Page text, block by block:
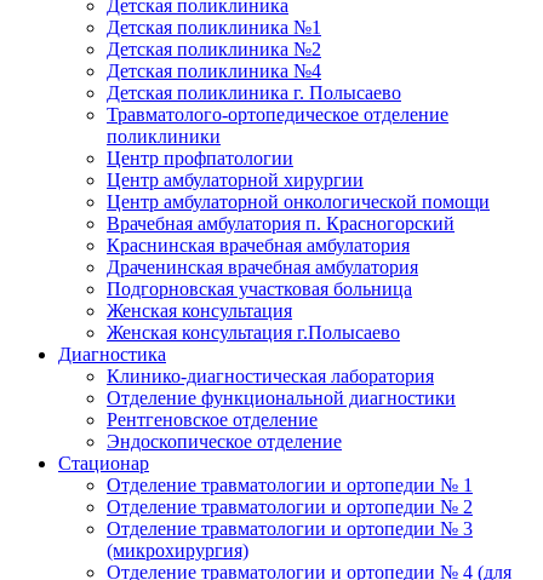
Детская поликлиника
Детская поликлиника №1
Детская поликлиника №2
Детская поликлиника №4
Детская поликлиника г. Полысаево
Травматолого-ортопедическое отделение
поликлиники
Центр профпатологии
Центр амбулаторной хирургии
Центр амбулаторной онкологической помощи
Врачебная амбулатория п. Красногорский
Краснинская врачебная амбулатория
Драченинская врачебная амбулатория
Подгорновская участковая больница
Женская консультация
Женская консультация г.Полысаево
Диагностика
Клинико-диагностическая лаборатория
Отделение функциональной диагностики
Рентгеновское отделение
Эндоскопическое отделение
Стационар
Отделение травматологии и ортопедии № 1
Отделение травматологии и ортопедии № 2
Отделение травматологии и ортопедии № 3
(микрохирургия)
Отделение травматологии и ортопедии № 4 (для